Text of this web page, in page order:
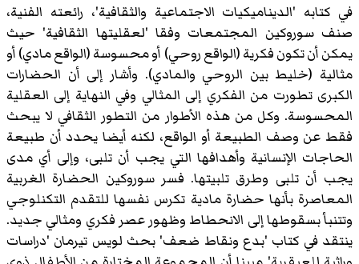
في كتابه 'الديناميكيات الاجتماعية والثقافية'، رائعته الفنية،
صنف سوروكين المجتمعات وفقا 'لعقليتها الثقافية' حيث
يمكن أن تكون فكرية (الواقع روحي) أو محسوسة (الواقع مادي) أو
مثالية (خليط بين الروحي والمادي). وأشار إلى أن الحضارات
الكبرى تطورت من الفكري إلى المثالي وفي النهاية إلى العقلية
المحسوسة. وكل من هذه الأطوار من التطور الثقافي لا يبحث
فقط عن وصف الطبيعة أو الواقع، لكنه أيضا يحدد أن طبيعة
الحاجات الإنسانية وأهدافها التي يجب أن تلبى، وإلى أي مدى
يجب أن تلبى وطرق تلبيتها. فسر سوروكين الحضارة الغربية
المعاصرة بأنها حضارة مادية تكرس نفسها للتقدم التكنلوجي
وتتنبأ بسقوطها إلى الانحطاط وظهور عصر فكري ومثالي جديد.
ينتقد في كتاب 'بدع ونقاط ضعف' بحث لويس تيرمان 'دراسات